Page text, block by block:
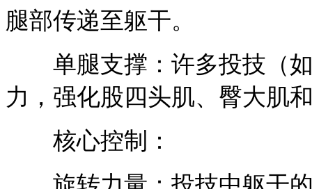
腿部传递至躯干。
单腿支撑：许多投技（如
力，强化股四头肌、臀大肌
核心控制：